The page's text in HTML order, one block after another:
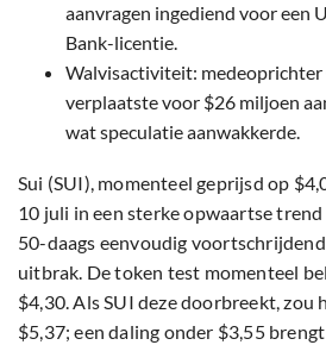
aanvragen ingediend voor een
Bank-licentie.
Walvisactiviteit: medeoprichter
verplaatste voor $26 miljoen
wat speculatie aanwakkerde.
Sui (SUI), momenteel geprijsd op
10 juli in een sterke opwaartse
50-daags eenvoudig
uitbrak. De token test momenteel
$4,30. Als SUI deze doorbreekt,
$5,37; een daling onder $3,55